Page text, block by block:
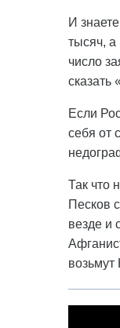
И
тысяч, а
число
сказать
Если
себя от
Так что
Песков
везде и
возьмут